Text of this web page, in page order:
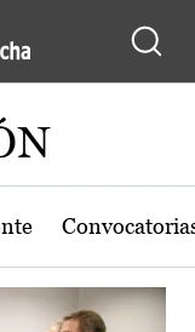
Castilla-